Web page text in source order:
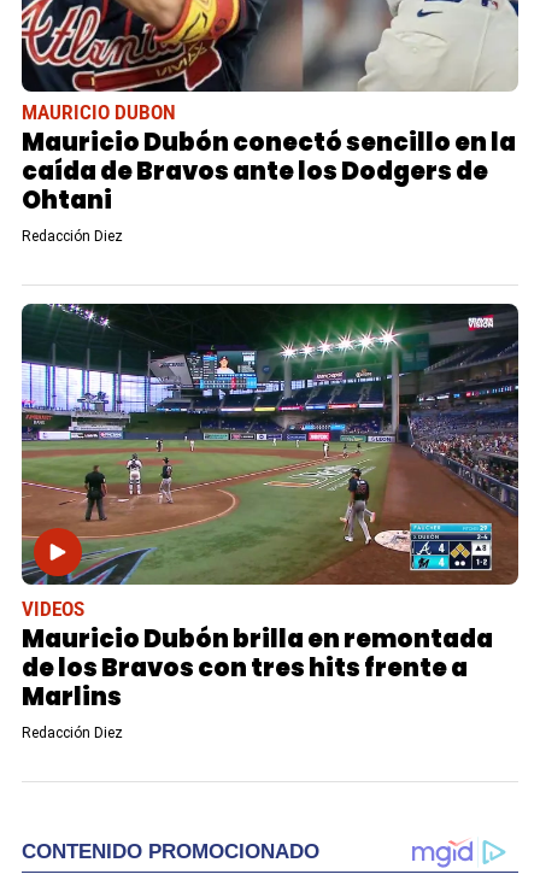
MAURICIO DUBON
Mauricio Dubón conectó sencillo en la
caída de Bravos ante los Dodgers de
Ohtani
Redacción Diez
VIDEOS
Mauricio Dubón brilla en remontada
de los Bravos con tres hits frente a
Marlins
Redacción Diez